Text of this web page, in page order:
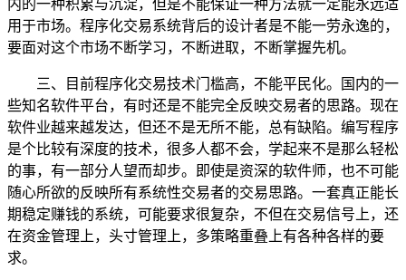
内的一种积累与沉淀，但是不能保证一种方法就一定能永远适
用于市场。程序化交易系统背后的设计者是不能一劳永逸的，
要面对这个市场不断学习，不断进取，不断掌握先机。
三、目前程序化交易技术门槛高，不能平民化。国内的一
些知名软件平台，有时还是不能完全反映交易者的思路。现在
软件业越来越发达，但还不是无所不能，总有缺陷。编写程序
是个比较有深度的技术，很多人都不会，学起来不是那么轻松
的事，有一部分人望而却步。即使是资深的软件师，也不可能
随心所欲的反映所有系统性交易者的交易思路。一套真正能长
期稳定赚钱的系统，可能要求很复杂，不但在交易信号上，还
在资金管理上，头寸管理上，多策略重叠上有各种各样的要
求。